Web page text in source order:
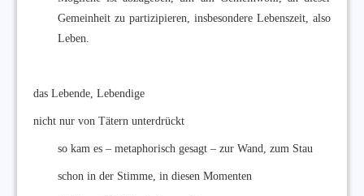
Gemeinheit zu partizipieren, insbesondere Lebenszeit, also
Leben.
das Lebende, Lebendige
nicht nur von Tätern unterdrückt
so kam es – metaphorisch gesagt – zur Wand, zum Stau
schon in der Stimme, in diesen Momenten